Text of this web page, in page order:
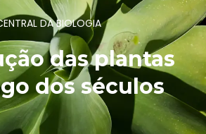
DA BIOLOGIA
das plantas
dos séculos